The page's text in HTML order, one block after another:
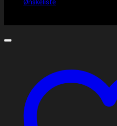
Ønskeliste